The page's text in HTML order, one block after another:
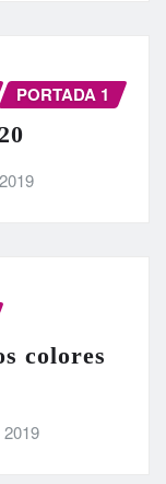
PORTADA 1
colores